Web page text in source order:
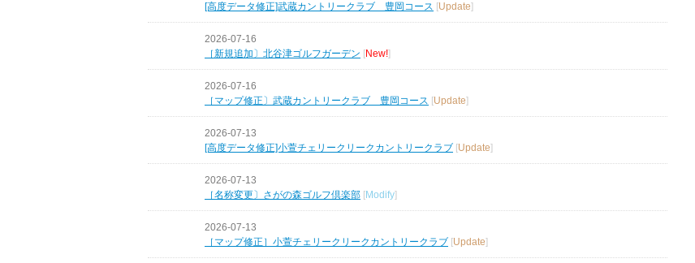
[高度データ修正]武蔵カントリークラブ 豊岡コース [Update]
2026-07-16
［新規追加〕北谷津ゴルフガーデン [New!]
2026-07-16
［マップ修正〕武蔵カントリークラブ 豊岡コース [Update]
2026-07-13
[高度データ修正]小萱チェリークリークカントリークラブ [Update]
2026-07-13
［名称変更〕さがの森ゴルフ倶楽部 [Modify]
2026-07-13
［マップ修正］小萱チェリークリークカントリークラブ [Update]